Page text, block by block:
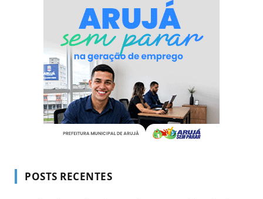
POSTS RECENTES